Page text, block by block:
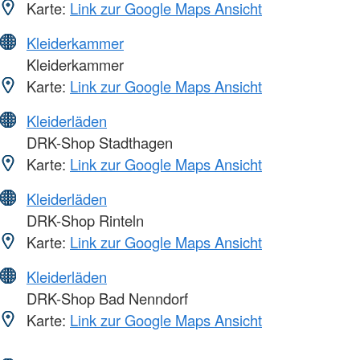
Karte: Link zur Google Maps Ansicht
Kleiderkammer
Kleiderkammer
Karte: Link zur Google Maps Ansicht
Kleiderläden
DRK-Shop Stadthagen
Karte: Link zur Google Maps Ansicht
Kleiderläden
DRK-Shop Rinteln
Karte: Link zur Google Maps Ansicht
Kleiderläden
DRK-Shop Bad Nenndorf
Karte: Link zur Google Maps Ansicht